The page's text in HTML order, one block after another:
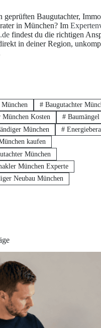
geprüften Baugutachter,
in München? Im
findest du die richtigen
in deiner Region,
#Baugutachter
Kosten #Baumängel
München #
kaufen
München
München Experte
Neubau München